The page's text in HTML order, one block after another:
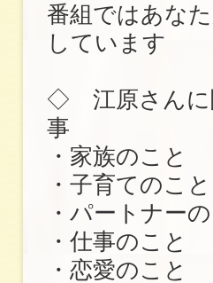
番組ではあな
しています
◇ 江原さんに
事
・家族のこと
・子育てのこと
・パートナー
・仕事のこと
・恋愛のこと